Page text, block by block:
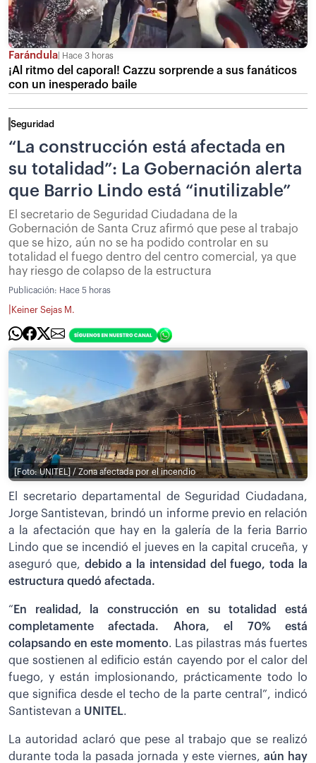
Farándula Hace 3 horas
¡Al ritmo del caporal! Cazzu sorprende a sus fanáticos
con un inesperado baile
Seguridad
“La construcción está afectada en
su totalidad”: La Gobernación alerta
que Barrio Lindo está “inutilizable”
El secretario de Seguridad Ciudadana de la
Gobernación de Santa Cruz afirmó que pese al trabajo
que se hizo, aún no se ha podido controlar en su
totalidad el fuego dentro del centro comercial, ya que
hay riesgo de colapso de la estructura
Publicación: Hace 5 horas
Keiner Sejas M.
[Foto: UNITEL] / Zona afectada por el incendio
El secretario departamental de Seguridad Ciudadana,
Jorge Santistevan, brindó un informe previo en relación
a la afectación que hay en la galería de la feria Barrio
Lindo que se incendió el jueves en la capital cruceña, y
aseguró que, debido a la intensidad del fuego, toda la
estructura quedó afectada.
“ En realidad, la construcción en su totalidad está
completamente afectada. Ahora, el 70% está
colapsando en este momento. Las pilastras más fuertes
que sostienen al edificio están cayendo por el calor del
fuego, y están implosionando, prácticamente todo lo
que significa desde el techo de la parte central”, indicó
Santistevan a UNITEL.
La autoridad aclaró que pese al trabajo que se realizó
durante toda la pasada jornada y este viernes, aún hay